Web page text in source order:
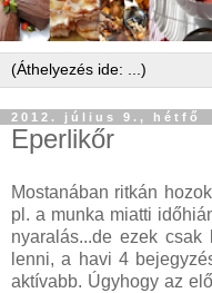
2012. július 9., hétfő
Eperlikőr
Mostanában ritkán
pl. a munka miatti
nyaralás...de ezek
lenni, a havi 4
aktívabb. Úgyhogy az